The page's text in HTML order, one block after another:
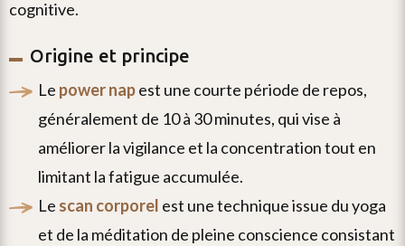
cognitive.
Origine et principe
le power napest une courte période de repos,
généralement de 10 à 30 minutes, qui vise à
améliorer la vigilance et la concentration tout en
limitant la fatigue accumulée.
le scan corporel est une technique issue du yoga
et de la méditation de pleine conscience consistant